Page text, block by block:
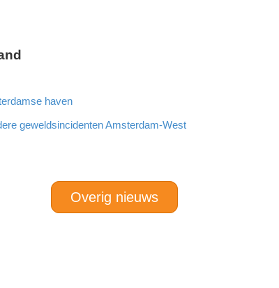
haven
geweldsincidenten Amsterdam-West
Overig nieuws